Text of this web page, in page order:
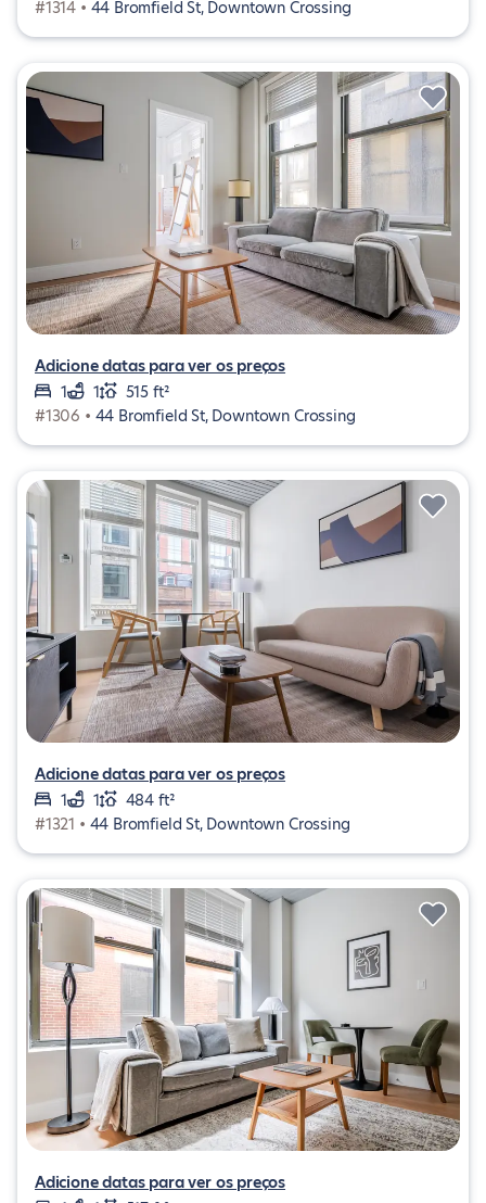
#1314 • 44 Bromfield St, Downtown Crossing
Adicione datas para ver os preços
1
1
515 ft²
#1306 • 44 Bromfield St, Downtown Crossing
Adicione datas para ver os preços
1
1
484 ft²
#1321 • 44 Bromfield St, Downtown Crossing
Adicione datas para ver os preços